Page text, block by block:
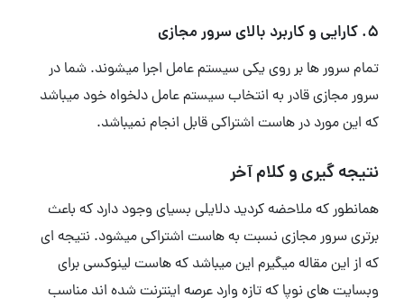
5. کارایی و کاربرد بالای سرور مجازی
تمام سرور ها بر روی یکی سیستم عامل اجرا میشوند. شما در
سرور مجازی قادر به انتخاب سیستم عامل دلخواه خود میباشد
که این مورد در هاست اشتراکی قابل انجام نمیباشد.
نتیجه گیری و کلام آخر
همانطور که ملاحضه کردید دلایلی بسیای وجود دارد که باعث
برتری سرور مجازی نسبت به هاست اشتراکی میشود. نتیجه ای
که از این مقاله میگیرم این میباشد که هاست لینوکسی برای
وبسایت های نوپا که تازه وارد عرصه اینترنت شده اند مناسب